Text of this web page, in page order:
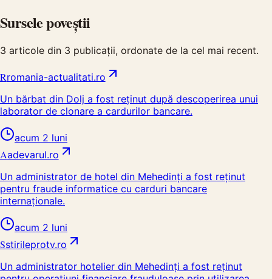
Sursele poveștii
3 articole din 3 publicații, ordonate de la cel mai recent.
Rromania-actualitati.ro
Un bărbat din Dolj a fost reținut după descoperirea unui
laborator de clonare a cardurilor bancare.
acum 2 luni
Aadevarul.ro
Un administrator de hotel din Mehedinți a fost reținut
pentru fraude informatice cu carduri bancare
internaționale.
acum 2 luni
Sstirileprotv.ro
Un administrator hotelier din Mehedinți a fost reținut